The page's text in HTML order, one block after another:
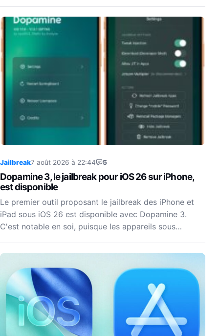
Jailbreak7 août 2026 à 22:44 5
Dopamine 3, le jailbreak pour iOS 26 sur iPhone,
est disponible
Le premier outil proposant le jailbreak des iPhone et
iPad sous iOS 26 est disponible avec Dopamine 3.
C'est notable en soi, puisque les appareils sous…